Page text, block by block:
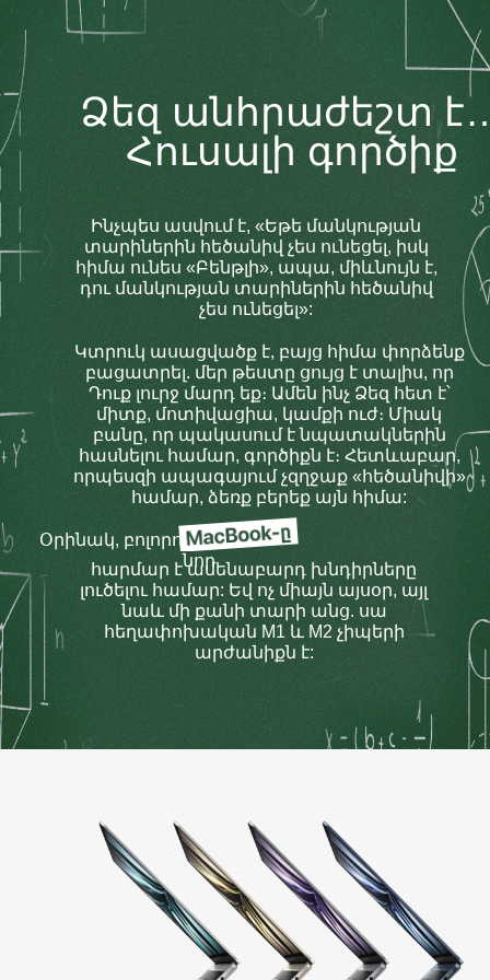
Ինչպես ասվում է, «Եթե մանկության
տարիներին հեծանիվ չես ունեցել, իսկ
հիմա ունես «Բենթլի», ապա, միևնույն է,
դու մանկության տարիներին հեծանիվ
չես ունեցել»:
Ձեզ անհրաժեշտ
Հուսալի գործիք
Կտրուկ ասացվածք է, բայց հիմա փորձենք
բացատրել. մեր թեստը ցույց է տալիս, որ
Դուք լուրջ մարդ եք։ Ամեն ինչ Ձեզ հետ է՝
միտք, մոտիվացիա, կամքի ուժ։ Միակ
բանը, որ պակասում է նպատակներին
հասնելու համար, գործիքն է։ Հետևաբար,
որպեսզի ապագայում չզղջաք «հեծանիվի»
համար, ձեռք բերեք այն հիմա:
Օրինակ, բոլորովին
նոր
հարմար է ամենաբարդ խնդիրները
լուծելու համար: Եվ ոչ միայն այսօր, այլ
նաև մի քանի տարի անց. սա
հեղափոխական M1 և M2 չիպերի
արժանիքն է: